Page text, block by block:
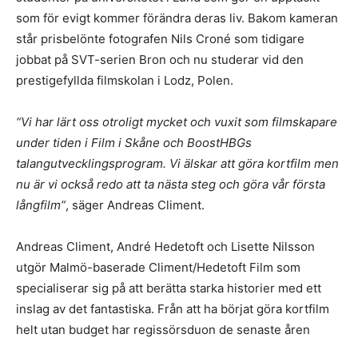
som för evigt kommer förändra deras liv. Bakom kameran
står prisbelönte fotografen Nils Croné som tidigare
jobbat på SVT-serien Bron och nu studerar vid den
prestigefyllda filmskolan i Lodz, Polen.
“Vi har lärt oss otroligt mycket och vuxit som filmskapare
under tiden i Film i Skåne och BoostHBGs
talangutvecklingsprogram. Vi älskar att göra kortfilm men
nu är vi också redo att ta nästa steg och göra vår första
långfilm”, säger Andreas Climent.
Andreas Climent, André Hedetoft och Lisette Nilsson
utgör Malmö-baserade Climent/Hedetoft Film som
specialiserar sig på att berätta starka historier med ett
inslag av det fantastiska. Från att ha börjat göra kortfilm
helt utan budget har regissörsduon de senaste åren